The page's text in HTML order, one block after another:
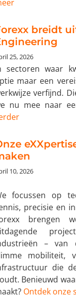
breidt
25, 2026
sectoren waar
maar een
verfijnd.
nu mee naar
10, 2026
focussen op
precisie en
brengen
– van
mobiliteit,
die
Benieuwd
Ontdek onze